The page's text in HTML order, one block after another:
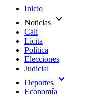
Inicio
Noticias expand_more
Cali
Licita
Política
Elecciones
Judicial
Deportes expand_more
Economía